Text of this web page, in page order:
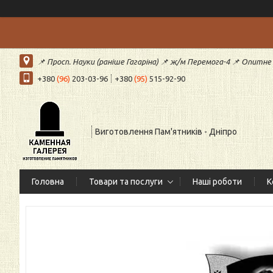
📌 Просп. Науки (раніше Гагаріна) 📌 ж/м Перемога-4 📌 Опитне
+380 (96) 203-03-96 +380(95)515-92-90
Виготовлення Пам'ятників - Дніпро
Головна Товари та послуги Наші роботи